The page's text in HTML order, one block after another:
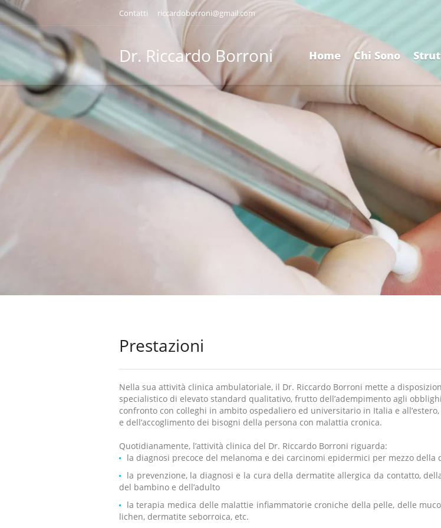
Contatti riccardoborroni@gmail.com
Dr. Riccardo Borroni Home Chi Sono
Prestazioni
Nella sua attività clinica ambulatoriale, il Dr. Riccardo Borroni mette a
specialistico di elevato standard qualitativo, frutto dell’adempimento agli
confronto con colleghi in ambito ospedaliero ed universitario in Italia e
e dell’accoglimento dei bisogni della persona con malattia cronica.
Quotidianamente, l’attività clinica del Dr. Riccardo Borroni riguarda:
la diagnosi precoce del melanoma e dei carcinomi epidermici per mezzo
la prevenzione, la diagnosi e la cura della dermatite allergica da contatto,
del bambino e dell’adulto
la terapia medica delle malattie infiammatorie croniche della pelle, delle
lichen, dermatite seborroica, etc.